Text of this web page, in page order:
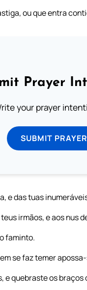
ou que entra
Prayer
your prayer
SUBMIT PRAYER
e das tuas
irmãos, e aos nus
faminto.
se faz temer
e quebraste os braços